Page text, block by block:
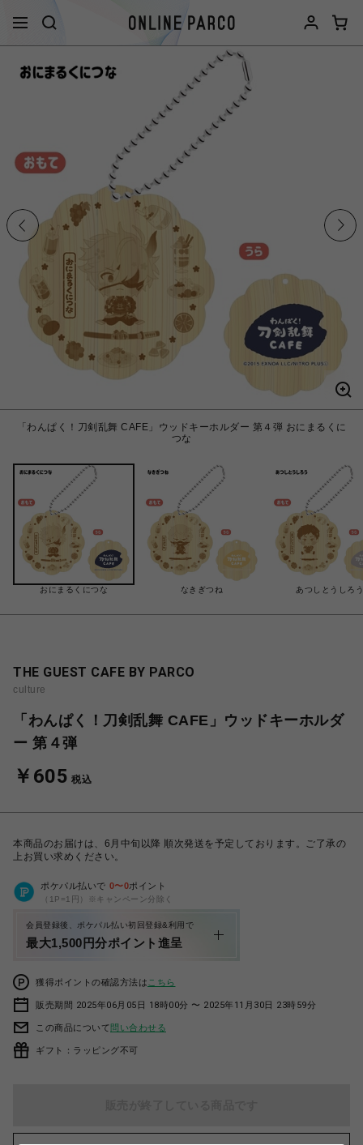
「わんぱく！刀剣乱舞 CAFE」ウッドキーホルダー 第４弾 おにまるくに
つな
おにまるくにつな なきぎつね あつしとうしろう
THE GUEST CAFE BY PARCO
culture
「わんぱく！刀剣乱舞 CAFE」ウッドキーホルダ
ー 第４弾
￥605 税込
本商品のお届けは、6月中旬以降 順次発送を予定しております。ご了承の
上お買い求めください。
ポケパル払いで 0〜0ポイント
（1P=1円）※キャンペーン分除く
会員登録後、ポケパル払い初回登録&利用で
最大1,500円分ポイント進呈
獲得ポイントの確認方法は こちら
販売期間 2025年06月05日 18時00分 〜 2025年11月30日 23時59分
この商品について問い合わせる
ギフト：ラッピング不可